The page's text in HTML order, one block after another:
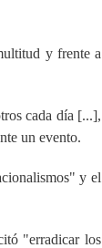
y frente a
cada día [...],
un evento.
y el
"erradicar los